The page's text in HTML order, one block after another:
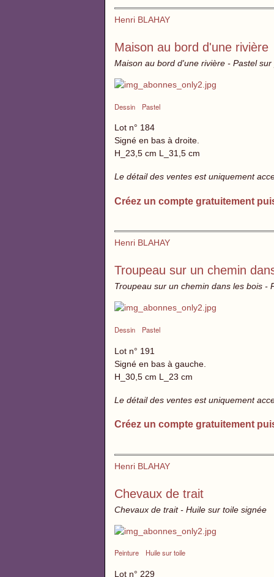
Henri BLAHAY
Maison au bord d'une rivière
Maison au bord d'une rivière - Pastel
Dessin Pastel
Lot n° 184
Signé en bas à droite.
H_23,5 cm L_31,5 cm
Le détail des ventes est uniquement
Créez un compte gratuitement
Henri BLAHAY
Troupeau sur un chemin
Troupeau sur un chemin dans les bois -
Dessin Pastel
Lot n° 191
Signé en bas à gauche.
H_30,5 cm L_23 cm
Le détail des ventes est uniquement
Créez un compte gratuitement
Henri BLAHAY
Chevaux de trait
Chevaux de trait - Huile sur toile signée
Peinture Huile sur toile
Lot n° 229